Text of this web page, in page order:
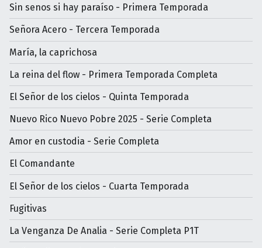
Sin senos si hay paraíso - Primera Temporada
Señora Acero - Tercera Temporada
María, la caprichosa
La reina del flow - Primera Temporada Completa
El Señor de los cielos - Quinta Temporada
Nuevo Rico Nuevo Pobre 2025 - Serie Completa
Amor en custodia - Serie Completa
El Comandante
El Señor de los cielos - Cuarta Temporada
Fugitivas
La Venganza De Analia - Serie Completa P1T